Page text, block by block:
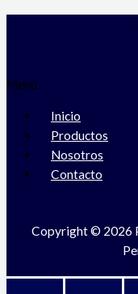
Menú
Inicio
Productos
Nosotros
Contacto
Copyright © 2026